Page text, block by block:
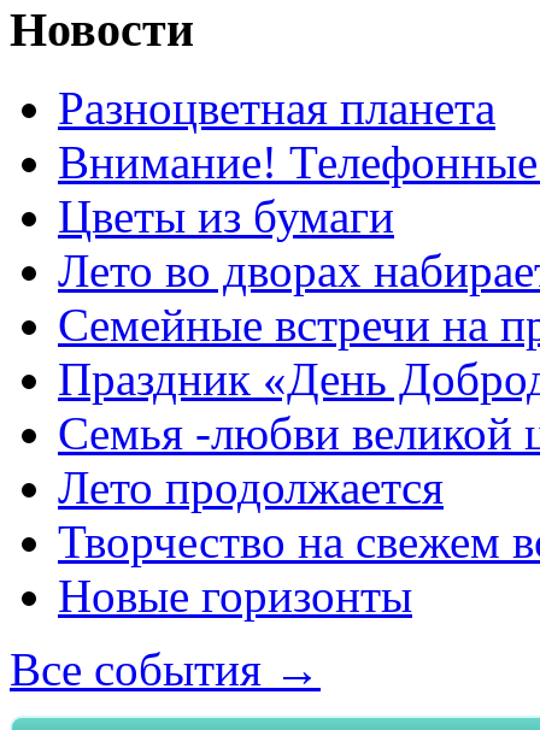
Новости
Разноцветная планета
Внимание!
Цветы из бумаги
Лето во дворах
Семейные встречи на
Праздник «День
Семья -любви великой
Лето продолжается
Творчество на свежем
Новые горизонты
Все события →